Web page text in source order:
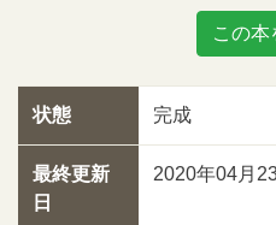
この本
状態 完成
最終更新
日
2020年04月